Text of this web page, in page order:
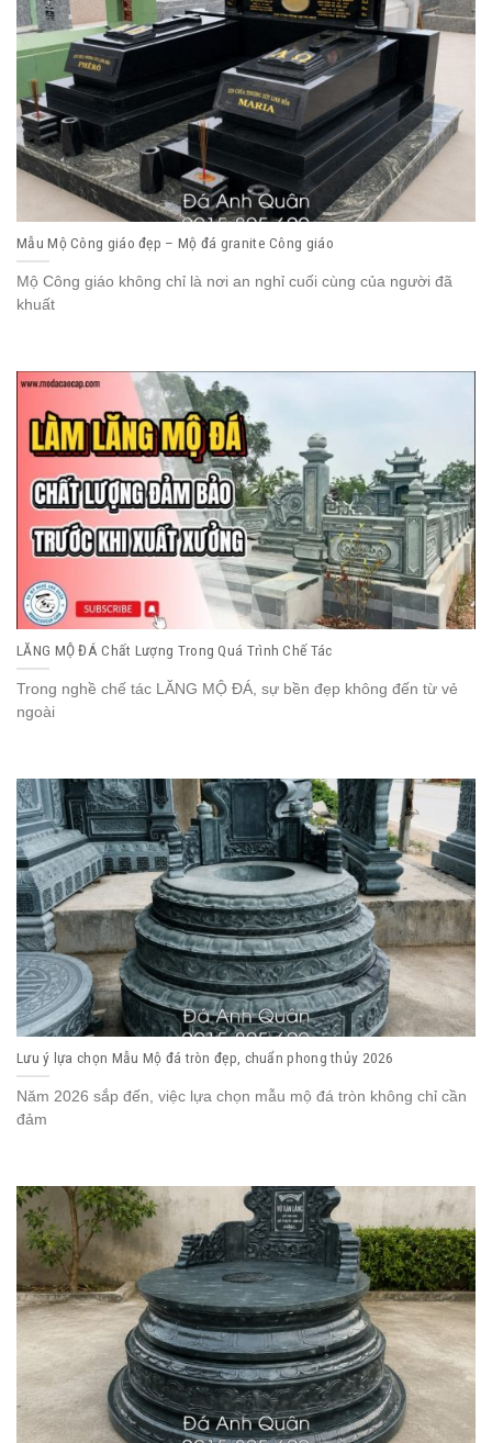
Mẫu Mộ Công giáo đẹp – Mộ đá granite Công giáo
Mộ Công giáo không chỉ là nơi an nghỉ cuối cùng của người đã
khuất
LĂNG MỘ ĐÁ Chất Lượng Trong Quá Trình Chế Tác
Trong nghề chế tác LĂNG MỘ ĐÁ, sự bền đẹp không đến từ vẻ
ngoài
Lưu ý lựa chọn Mẫu Mộ đá tròn đẹp, chuẩn phong thủy 2026
Năm 2026 sắp đến, việc lựa chọn mẫu mộ đá tròn không chỉ cần
đảm